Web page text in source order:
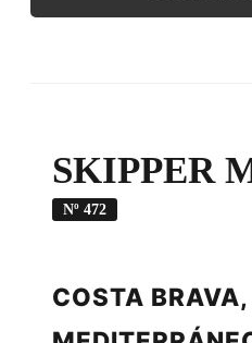
SKIPPER
Nº 472
COSTA